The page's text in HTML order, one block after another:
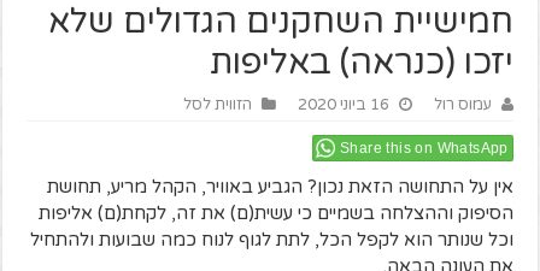
חמישיית השחקנים הגדולים שלא
יזכו (כנראה) באליפות
עמוס רול 16 ביוני 2020 הזווית לסל
Share this on WhatsApp
אין על התחושה הזאת נכון? הגביע באוויר, הקהל מריע, תחושת
הסיפוק וההצלחה בשמיים כי עשית(ם) את זה, לקחת(ם) אליפות
וכל שנותר הוא לקפל הכל, לתת לגוף לנוח כמה שבועות ולהתחיל
את העונה הבאה.